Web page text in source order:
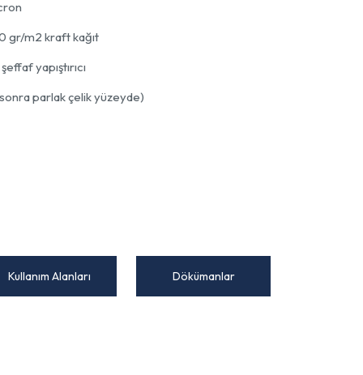
gr/m2 kraft kağıt
yapıştırıcı
parlak çelik yüzeyde)
Kullanım Alanları Dökümanlar